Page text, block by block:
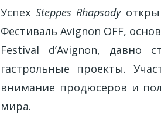
Успех Steppes Rhapsody
Фестиваль Avignon OFF,
Festival d’Avignon, давно
гастрольные проекты.
внимание продюсеров и
мира.